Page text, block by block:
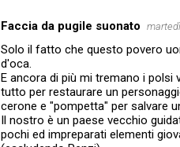
Faccia da pugile suonato
Solo il fatto che questo povero
d'oca.
E ancora di più mi tremano i polsi
tutto per restaurare un
cerone e "pompetta" per salvare
Il nostro è un paese vecchio
pochi ed impreparati elementi